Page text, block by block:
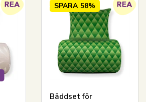
SPARA 58%
Bäddset för